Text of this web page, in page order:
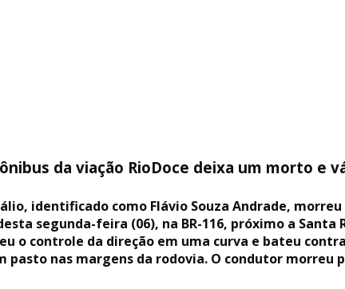
da viação RioDoce deixa um morto e
identificado como Flávio Souza Andrade,
segunda-feira (06), na BR-116, próximo a
o controle da direção em uma curva e bateu
pasto nas margens da rodovia. O condutor morreu